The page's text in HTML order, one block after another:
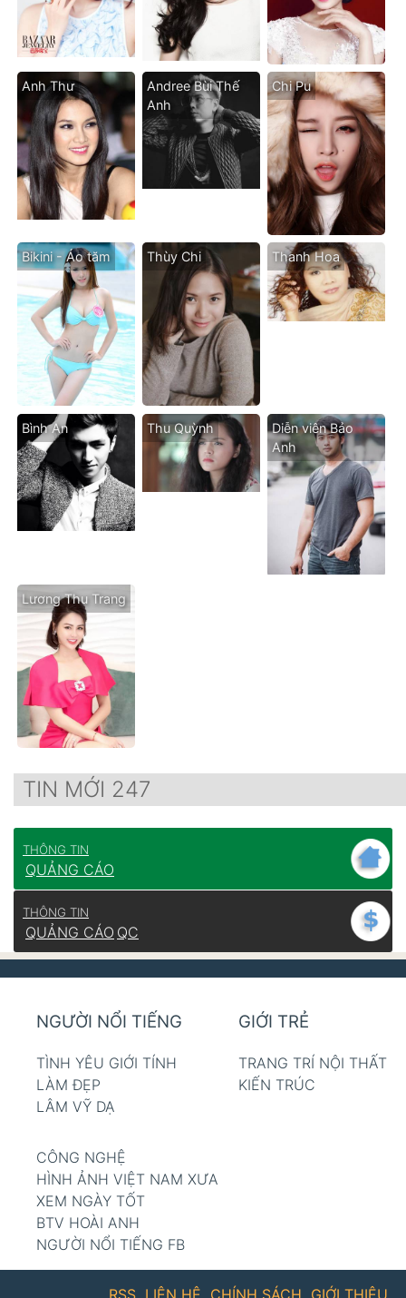
Anh Thư
Andree Bùi Thế
Anh
Chi Pu
Bikini - Áo tăm Thùy Chi Thanh Hoa
Bình An Thu Quỳnh
Diễn viên Bảo
Anh
Lương Thu Trang
TIN MỚI 247
THÔNG TIN
QUẢNG CÁO
THÔNG TIN
QUẢNG CÁO QC
NGƯỜI NỔI TIẾNG
TÌNH YÊU GIỚI TÍNH
LÀM ĐẸP
LÂM VỸ DẠ
GIỚI TRẺ
TRANG TRÍ NỘI THẤT
KIẾN TRÚC
CÔNG NGHỆ
HÌNH ẢNH VIỆT NAM XƯA
XEM NGÀY TỐT
BTV HOÀI ANH
NGƯỜI NỔI TIẾNG FB
GIỚI THIỆU
CHÍNH SÁCH
LIÊN HỆ
RSS